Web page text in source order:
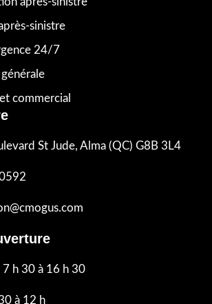
sinistre
24/7
commercial
St Jude, Alma (QC) G8B 3L4
7 h 30 à 16 h 30
à 12 h